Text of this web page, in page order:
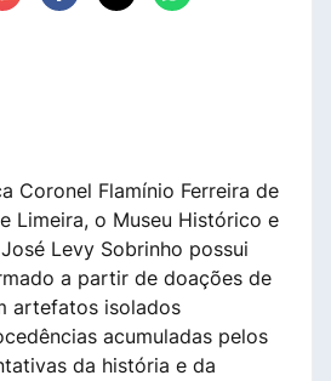
Coronel Flamínio Ferreira de
Limeira, o Museu Histórico e
Levy Sobrinho possui
a partir de doações de
artefatos isolados
acumuladas pelos
da história e da